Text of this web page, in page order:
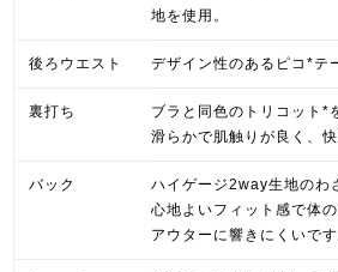
地を使用。
後ろウエスト デザイン性のあるピコ*テ
裏打ち
ブラと同色のトリコット*
滑らかで肌触りが良く、
バック
ハイゲージ2way生地のわ
心地よいフィット感で体
アウターに響きにくいです